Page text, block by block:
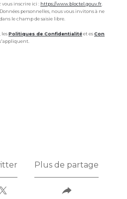
vous inscrire ici : https://www.bloctel.gouv.fr
personnelles, nous vous invitons à ne
le champ de saisie libre.
lesPolitiques de Confidentialitéet esCon
Plus de partage